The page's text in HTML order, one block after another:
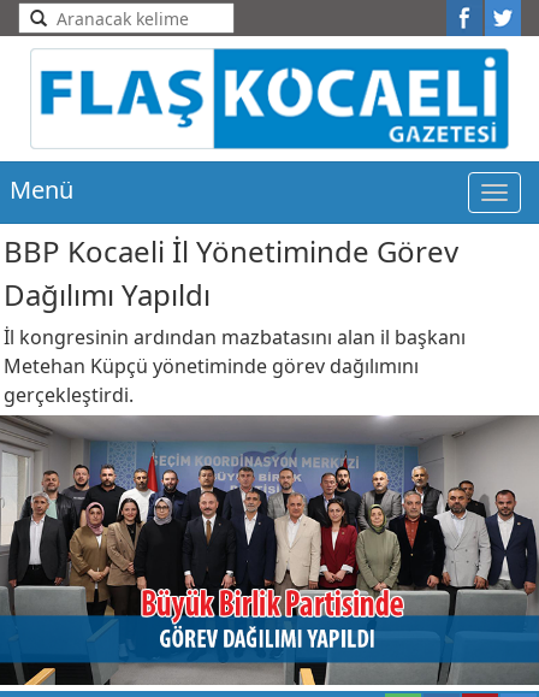
Menü
BBP Kocaeli İl Yönetiminde Görev
Dağılımı Yapıldı
İl kongresinin ardından mazbatasını alan il başkanı
Metehan Küpçü yönetiminde görev dağılımını
gerçekleştirdi.